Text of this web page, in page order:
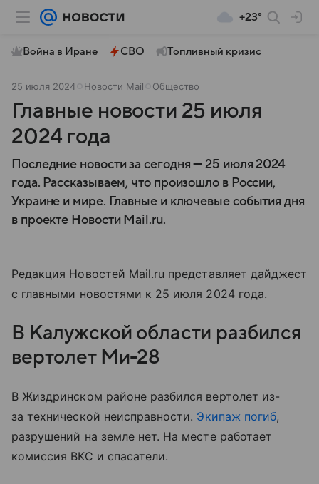
+23°
Война в Иране СВО Топливный кризис
25 июля 2024 Новости Mail Общество
Главные новости 25 июля
2024 года
Последние новости за сегодня — 25 июля 2024
года. Рассказываем, что произошло в России,
Украине и мире. Главные и ключевые события дня
в проекте Новости Mail.ru.
Редакция Новостей Mail.ru представляет дайджест
с главными новостями к 25 июля 2024 года.
В Калужской области разбился
вертолет Ми-28
В Жиздринском районе разбился вертолет из-
за технической неисправности. Экипаж погиб,
разрушений на земле нет. На месте работает
комиссия ВКС и спасатели.